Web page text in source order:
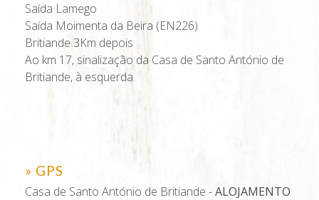
Saída Lamego
Saída Moimenta da Beira (EN226)
Britiande 3Km depois
Ao km 17, sinalização da Casa de Santo António de
Britiande, à esquerda.
» GPS
Casa de Santo António de Britiande -ALOJAMENTO